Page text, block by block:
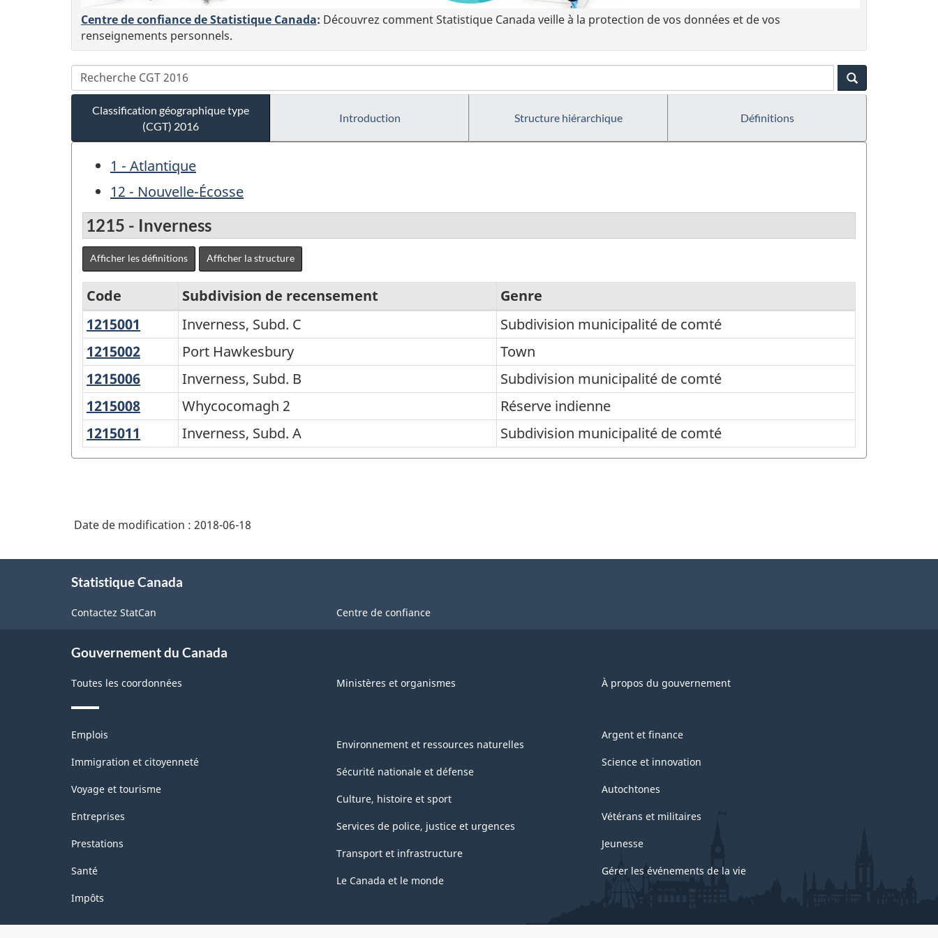
Centre de confiance de Statistique Canada: Découvrez comment Statistique Canada veille à la protection de vos données et de vos
renseignements personnels.
Classification géographique type
(CGT) 2016
Introduction Structure hiérarchique Définitions
1 - Atlantique
12 - Nouvelle-Écosse
1215 - Inverness
Afficher les définitions Afficher la structure
Classification
géographique
type
(CGT)
2016
-
Structure
classification
Code Subdivision de recensement
Genre
1215001
Inverness,
Subd.
C
Inverness, Subd. C
Subdivision municipalité de comté
1215002
Hawkesbury
Port Hawkesbury
Town
1215006 Inverness,
Subd.
B
Inverness, Subd. B
Subdivision municipalité de comté
1215008 Whycocomagh
2
Whycocomagh 2
Réserve indienne
1215011
Inverness,
Subd.
Inverness, Subd. A Subdivision municipalité de comté
Date de modification : 2018-06-18
Statistique Canada
Contactez StatCan Centre de confiance
Gouvernement du Canada
Toutes les coordonnées Ministères et organismes À propos du gouvernement
Thèmes
sujets
Emplois
Immigration et citoyenneté
Voyage et tourisme
Entreprises
Prestations
Santé
Impôts
Environnement et ressources naturelles
Sécurité nationale et défense
Culture, histoire et sport
Services de police, justice et urgences
Transport et infrastructure
Le Canada et le monde
Argent et finance
Science et innovation
Autochtones
Vétérans et militaires
Jeunesse
Gérer les événements de la vie